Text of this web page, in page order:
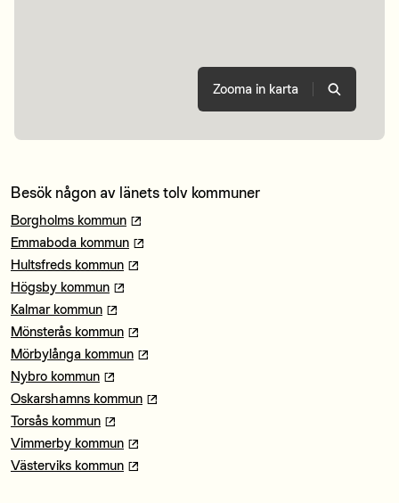
Zooma in karta
Besök någon av länets tolv kommuner
Borgholms kommun
Emmaboda kommun
Hultsfreds kommun
Högsby kommun
Kalmar kommun
Mönsterås kommun
Mörbylånga kommun
Nybro kommun
Oskarshamns kommun
Torsås kommun
Vimmerby kommun
Västerviks kommun